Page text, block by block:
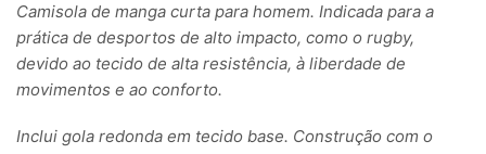
Camisola de manga curta para homem. Indicada para a
prática de desportos de alto impacto, como o rugby,
devido ao tecido de alta resistência, à liberdade de
movimentos e ao conforto.
Inclui gola redonda em tecido base. Construção com o